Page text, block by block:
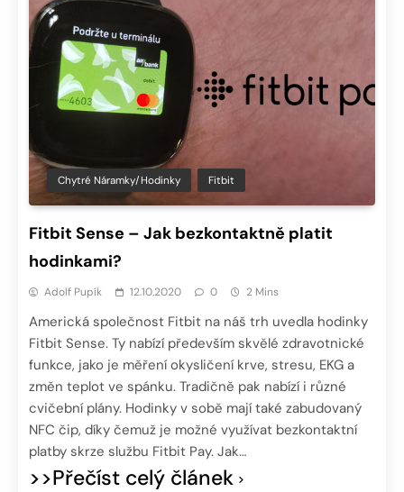
Chytré Náramky/hodinky Fitbit
Fitbit Sense – Jak bezkontaktně platit
hodinkami?
Adolf Pupík 12.10.2020 0 2 Mins
Americká společnost Fitbit na náš trh uvedla hodinky
Fitbit Sense. Ty nabízí především skvělé zdravotnické
funkce, jako je měření okysličení krve, stresu, EKG a
změn teplot ve spánku. Tradičně pak nabízí i různé
cvičební plány. Hodinky v sobě mají také zabudovaný
NFC čip, díky čemuž je možné využívat bezkontaktní
platby skrze službu Fitbit Pay. Jak…
>>Přečíst celý článek